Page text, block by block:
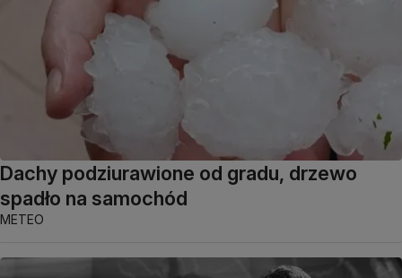
Dachy podziurawione od gradu, drzewo
spadło na samochód
METEO